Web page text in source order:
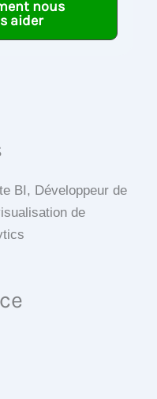
nous
aider
BI, Développeur de
de